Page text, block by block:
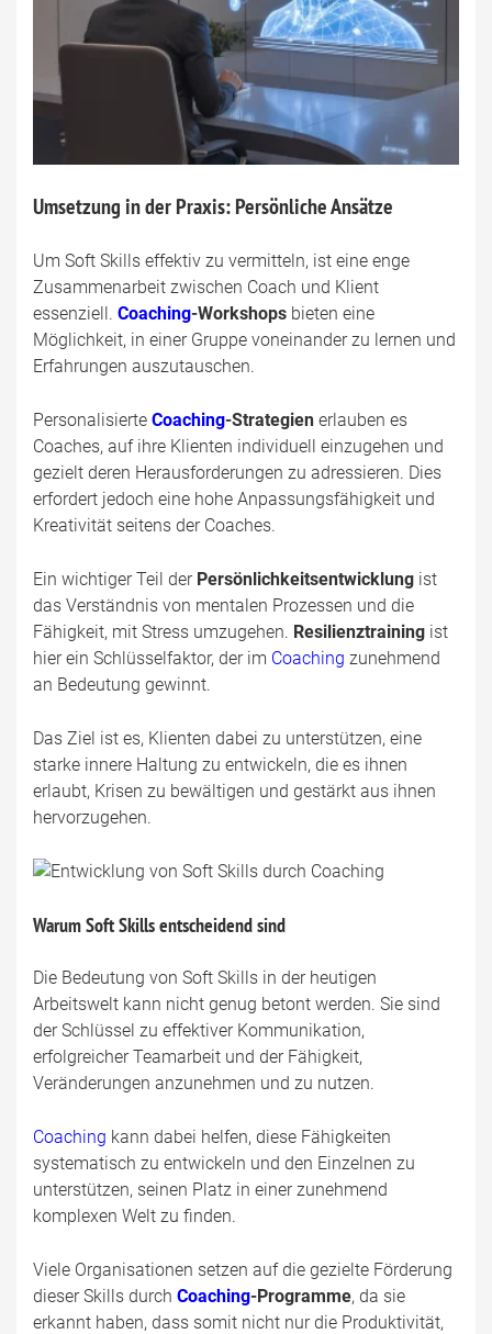
Umsetzung in der Praxis: Persönliche Ansätze
Um Soft Skills effektiv zu vermitteln, ist eine enge
Zusammenarbeit zwischen Coach und Klient
essenziell. Coaching-Workshops bieten eine
Möglichkeit, in einer Gruppe voneinander zu lernen und
Erfahrungen auszutauschen.
Personalisierte Coaching-Strategien erlauben es
Coaches, auf ihre Klienten individuell einzugehen und
gezielt deren Herausforderungen zu adressieren. Dies
erfordert jedoch eine hohe Anpassungsfähigkeit und
Kreativität seitens der Coaches.
Ein wichtiger Teil der Persönlichkeitsentwicklung ist
das Verständnis von mentalen Prozessen und die
Fähigkeit, mit Stress umzugehen. Resilienztraining ist
hier ein Schlüsselfaktor, der im Coaching zunehmend
an Bedeutung gewinnt.
Das Ziel ist es, Klienten dabei zu unterstützen, eine
starke innere Haltung zu entwickeln, die es ihnen
erlaubt, Krisen zu bewältigen und gestärkt aus ihnen
hervorzugehen.
Warum Soft Skills entscheidend sind
Die Bedeutung von Soft Skills in der heutigen
Arbeitswelt kann nicht genug betont werden. Sie sind
der Schlüssel zu effektiver Kommunikation,
erfolgreicher Teamarbeit und der Fähigkeit,
Veränderungen anzunehmen und zu nutzen.
Coaching kann dabei helfen, diese Fähigkeiten
systematisch zu entwickeln und den Einzelnen zu
unterstützen, seinen Platz in einer zunehmend
komplexen Welt zu finden.
Viele Organisationen setzen auf die gezielte Förderung
dieser Skills durch Coaching-Programme, da sie
erkannt haben, dass somit nicht nur die Produktivität,